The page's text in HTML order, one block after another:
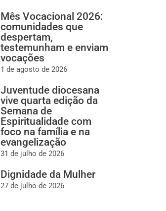
Mês Vocacional 2026:
comunidades que
despertam,
testemunham e enviam
vocações
1 de agosto de 2026
Juventude diocesana
vive quarta edição da
Semana de
Espiritualidade com
foco na família e na
evangelização
31 de julho de 2026
Dignidade da Mulher
27 de julho de 2026